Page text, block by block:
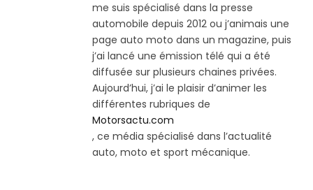
me suis spécialisé dans la presse
automobile depuis 2012 ou j’animais une
page auto moto dans un magazine, puis
j’ai lancé une émission télé qui a été
diffusée sur plusieurs chaines privées.
Aujourd’hui, j’ai le plaisir d’animer les
différentes rubriques de
Motorsactu.com
, ce média spécialisé dans l’actualité
auto, moto et sport mécanique.